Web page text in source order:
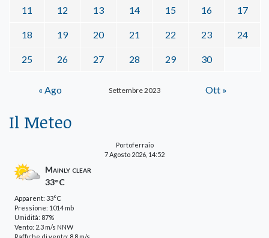
Settembre 2023
11 12 13 14 15 16 17
18 19 20 21 22 23 24
25 26 27 28 29 30
« Ago Ott »
Il Meteo
Portoferraio
7 Agosto 2026, 14:52
Mainly clear
33°C
Apparent: 33°C
Pressione: 1014 mb
Umidità: 87%
Vento: 2.3 m/s NNW